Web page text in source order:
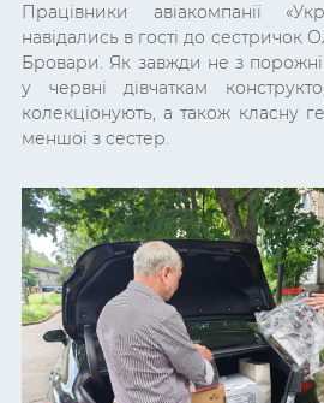
Працівники авіакомпанії
навідались в гості до сестричок
Бровари. Як завжди не з
у червні дівчаткам
колекціонують, а також класну
меншої з сестер.